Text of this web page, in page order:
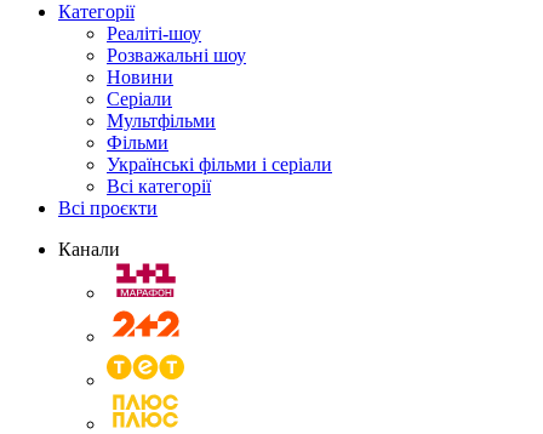
Категорії
Реаліті-шоу
Розважальні шоу
Новини
Серіали
Мультфільми
Фільми
Українські фільми і серіали
Всі категорії
Всі проєкти
Канали